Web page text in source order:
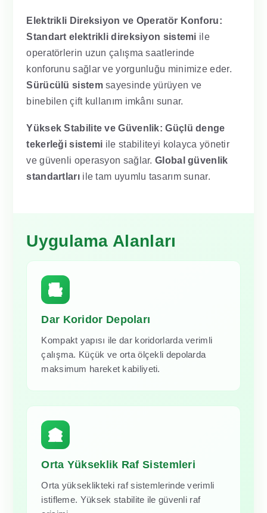
Elektrikli Direksiyon ve Operatör Konforu:
Standart elektrikli direksiyon sistemi ile
operatörlerin uzun çalışma saatlerinde
konforunu sağlar ve yorgunluğu minimize eder.
Sürücülü sistemsayesinde yürüyen ve
binebilen çift kullanım imkânı sunar.
Yüksek Stabilite ve Güvenlik: Güçlü denge
tekerleği sistemi ile stabiliteyi kolayca yönetir
ve güvenli operasyon sağlar.Global güvenlik
standartlarıile tam uyumlu tasarım sunar.
Uygulama Alanları
Dar Koridor Depoları
Kompakt yapısı ile dar koridorlarda verimli
çalışma. Küçük ve orta ölçekli depolarda
maksimum hareket kabiliyeti.
Orta Yükseklik Raf Sistemleri
Orta yükseklikteki raf sistemlerinde verimli
istifleme. Yüksek stabilite ile güvenli raf